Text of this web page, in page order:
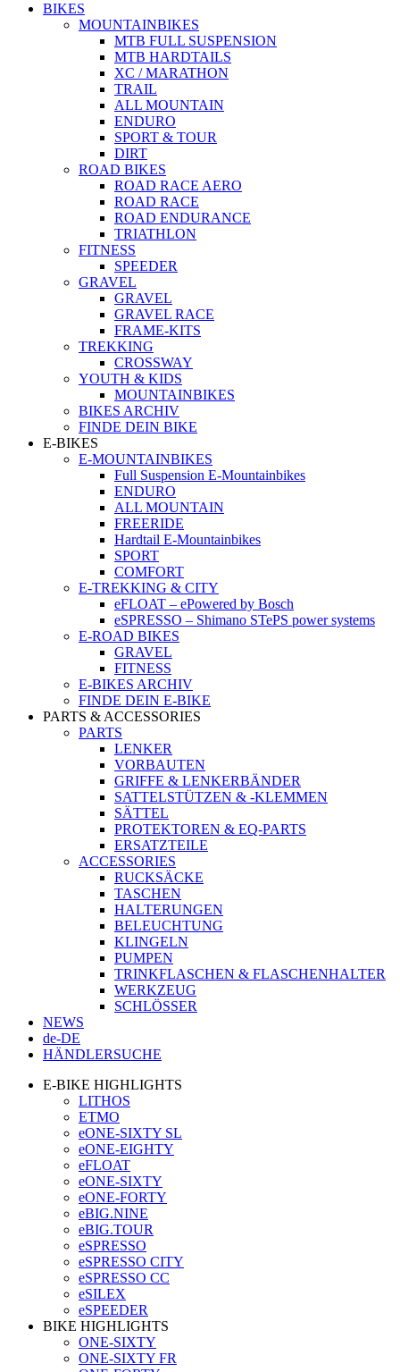
BIKES
MOUNTAINBIKES
MTB FULL SUSPENSION
MTB HARDTAILS
XC / MARATHON
TRAIL
ALL MOUNTAIN
ENDURO
SPORT & TOUR
DIRT
ROAD BIKES
ROAD RACE AERO
ROAD RACE
ROAD ENDURANCE
TRIATHLON
FITNESS
SPEEDER
GRAVEL
GRAVEL
GRAVEL RACE
FRAME-KITS
TREKKING
CROSSWAY
YOUTH & KIDS
MOUNTAINBIKES
BIKES ARCHIV
FINDE DEIN BIKE
E-BIKES
E-MOUNTAINBIKES
Full Suspension E-Mountainbikes
ENDURO
ALL MOUNTAIN
FREERIDE
Hardtail E-Mountainbikes
SPORT
COMFORT
E-TREKKING & CITY
eFLOAT – ePowered by Bosch
eSPRESSO – Shimano STePS power systems
E-ROAD BIKES
GRAVEL
FITNESS
E-BIKES ARCHIV
FINDE DEIN E-BIKE
PARTS & ACCESSORIES
PARTS
LENKER
VORBAUTEN
GRIFFE & LENKERBÄNDER
SATTELSTÜTZEN & -KLEMMEN
SÄTTEL
PROTEKTOREN & EQ-PARTS
ERSATZTEILE
ACCESSORIES
RUCKSÄCKE
TASCHEN
HALTERUNGEN
BELEUCHTUNG
KLINGELN
PUMPEN
TRINKFLASCHEN & FLASCHENHALTER
WERKZEUG
SCHLÖSSER
NEWS
de-DE
HÄNDLERSUCHE
E-BIKE HIGHLIGHTS
LITHOS
ETMO
eONE-SIXTY SL
eONE-EIGHTY
eFLOAT
eONE-SIXTY
eONE-FORTY
eBIG.NINE
eBIG.TOUR
eSPRESSO
eSPRESSO CITY
eSPRESSO CC
eSILEX
eSPEEDER
BIKE HIGHLIGHTS
ONE-SIXTY
ONE-SIXTY FR